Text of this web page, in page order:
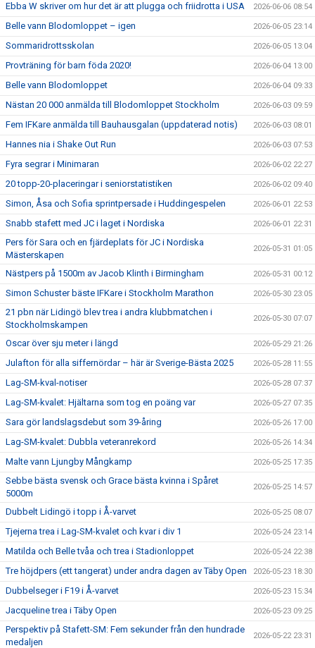
Ebba W skriver om hur det är att plugga och friidrotta i USA 2026-06-06 08:54
Belle vann Blodomloppet – igen 2026-06-05 23:14
Sommaridrottsskolan 2026-06-05 13:04
Provträning för barn föda 2020! 2026-06-04 13:00
Belle vann Blodomloppet 2026-06-04 09:33
Nästan 20 000 anmälda till Blodomloppet Stockholm 2026-06-03 09:59
Fem IFKare anmälda till Bauhausgalan (uppdaterad notis) 2026-06-03 08:01
Hannes nia i Shake Out Run 2026-06-03 07:53
Fyra segrar i Minimaran 2026-06-02 22:27
20 topp-20-placeringar i seniorstatistiken 2026-06-02 09:40
Simon, Åsa och Sofia sprintpersade i Huddingespelen 2026-06-01 22:53
Snabb stafett med JC i laget i Nordiska 2026-06-01 22:31
Pers för Sara och en fjärdeplats för JC i Nordiska
Mästerskapen
2026-05-31 01:05
Nästpers på 1500m av Jacob Klinth i Birmingham 2026-05-31 00:12
Simon Schuster bäste IFKare i Stockholm Marathon 2026-05-30 23:05
21 pbn när Lidingö blev trea i andra klubbmatchen i
Stockholmskampen
2026-05-30 07:07
Oscar över sju meter i längd 2026-05-29 21:26
Julafton för alla siffernördar – här är Sverige-Bästa 2025 2026-05-28 11:55
Lag-SM-kval-notiser 2026-05-28 07:37
Lag-SM-kvalet: Hjältarna som tog en poäng var 2026-05-27 07:35
Sara gör landslagsdebut som 39-åring 2026-05-26 17:00
Lag-SM-kvalet: Dubbla veteranrekord 2026-05-26 14:34
Malte vann Ljungby Mångkamp 2026-05-25 17:35
Sebbe bästa svensk och Grace bästa kvinna i Spåret
5000m
2026-05-25 14:57
Dubbelt Lidingö i topp i Å-varvet 2026-05-25 08:07
Tjejerna trea i Lag-SM-kvalet och kvar i div 1 2026-05-24 23:14
Matilda och Belle tvåa och trea i Stadionloppet 2026-05-24 22:38
Tre höjdpers (ett tangerat) under andra dagen av Täby Open 2026-05-23 18:30
Dubbelseger i F19 i Å-varvet 2026-05-23 15:34
Jacqueline trea i Täby Open 2026-05-23 09:25
Perspektiv på Stafett-SM: Fem sekunder från den hundrade
medaljen
2026-05-22 23:31